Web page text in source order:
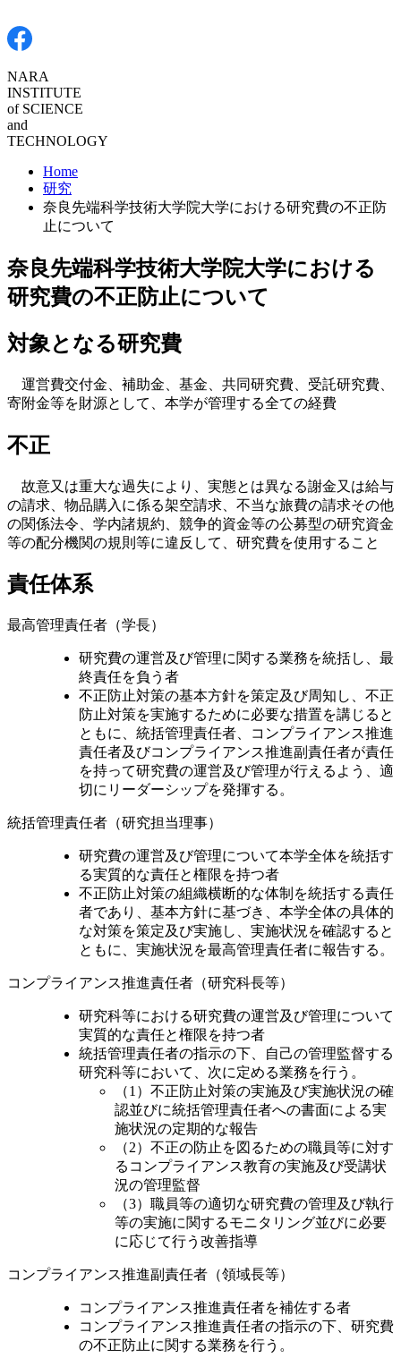
NARA
INSTITUTE
of
SCIENCE
and
Home
研究
奈良先端科学技術大学院大学における研究費の不正防
奈良先端科学技術大学院大学における
研究費の不正防止について
対象となる研究費
運営費交付金、補助金、基金、共同研究費、受託研究費、
不正
故意又は重大な過失により、実態とは異なる謝金又は給与
の請求、物品購入に係る架空請求、不当な旅費の請求その他
の関係法令、学内諸規約、競争的資金等の公募型の研究資金
責任体系
研究費の運営及び管理に関する業務を統括し、最
終責任を負う者
不正防止対策の基本方針を策定及び周知し、不正
防止対策を実施するために必要な措置を講じると
ともに、統括管理責任者、コンプライアンス推進
責任者及びコンプライアンス推進副責任者が責任
を持って研究費の運営及び管理が行えるよう、適
研究費の運営及び管理について本学全体を統括す
る実質的な責任と権限を持つ者
不正防止対策の組織横断的な体制を統括する責任
者であり、基本方針に基づき、本学全体の具体的
な対策を策定及び実施し、実施状況を確認すると
研究科等における研究費の運営及び管理について
実質的な責任と権限を持つ者
統括管理責任者の指示の下、自己の管理監督する
研究科等において、次に定める業務を行う。
（1）不正防止対策の実施及び実施状況の確
認並びに統括管理責任者への書面による実
施状況の定期的な報告
（2）不正の防止を図るための職員等に対す
るコンプライアンス教育の実施及び受講状
況の管理監督
（3）職員等の適切な研究費の管理及び執行
等の実施に関するモニタリング並びに必要
コンプライアンス推進責任者を補佐する者
コンプライアンス推進責任者の指示の下、研究費